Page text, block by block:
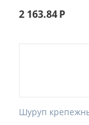
2 163.84Р
Шуруп